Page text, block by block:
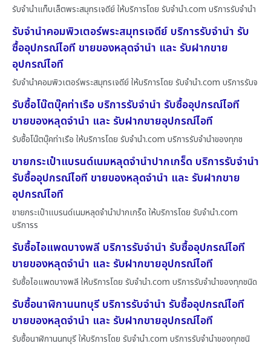
รับจำนำแท็บเล็ตพระสมุทรเจดีย์ ให้บริการโดย รับจํานํา.com บริการรับจำนำ
รับจำนำคอมพิวเตอร์พระสมุทรเจดีย์ บริการรับจำนำ รับ
ซื้ออุปกรณ์ไอที ขายของหลุดจำนำ และ รับฝากขาย
อุปกรณ์ไอที
รับจำนำคอมพิวเตอร์พระสมุทรเจดีย์ ให้บริการโดย รับจํานํา.com บริการรับจ
รับซื้อโน๊ตบุ๊คท่าเรือ บริการรับจำนำ รับซื้ออุปกรณ์ไอที
ขายของหลุดจำนำ และ รับฝากขายอุปกรณ์ไอที
รับซื้อโน๊ตบุ๊คท่าเรือ ให้บริการโดย รับจํานํา.com บริการรับจำนำของทุกช
ขายกระเป๋าแบรนด์เนมหลุดจำนำปากเกร็ด บริการรับจำนำ
รับซื้ออุปกรณ์ไอที ขายของหลุดจำนำ และ รับฝากขาย
อุปกรณ์ไอที
ขายกระเป๋าแบรนด์เนมหลุดจำนำปากเกร็ด ให้บริการโดย รับจํานํา.com
บริการร
รับซื้อไอแพดบางพลี บริการรับจำนำ รับซื้ออุปกรณ์ไอที
ขายของหลุดจำนำ และ รับฝากขายอุปกรณ์ไอที
รับซื้อไอแพดบางพลี ให้บริการโดย รับจํานํา.com บริการรับจำนำของทุกชนิด
รับซื้อนาฬิกานนทบุรี บริการรับจำนำ รับซื้ออุปกรณ์ไอที
ขายของหลุดจำนำ และ รับฝากขายอุปกรณ์ไอที
รับซื้อนาฬิกานนทบุรี ให้บริการโดย รับจํานํา.com บริการรับจำนำของทุกชนิ